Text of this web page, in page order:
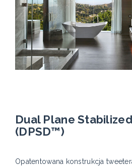
Dual Plane
(DPSD™)
Opatentowana konstrukcja